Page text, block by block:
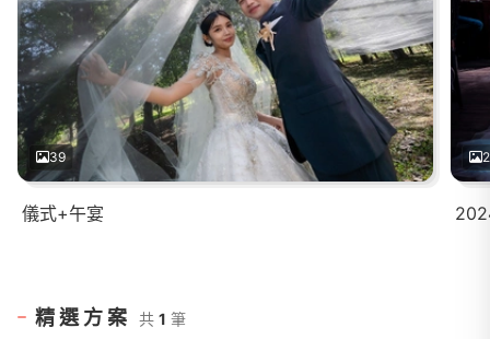
39
儀式+午宴
精選方案 共 1 筆